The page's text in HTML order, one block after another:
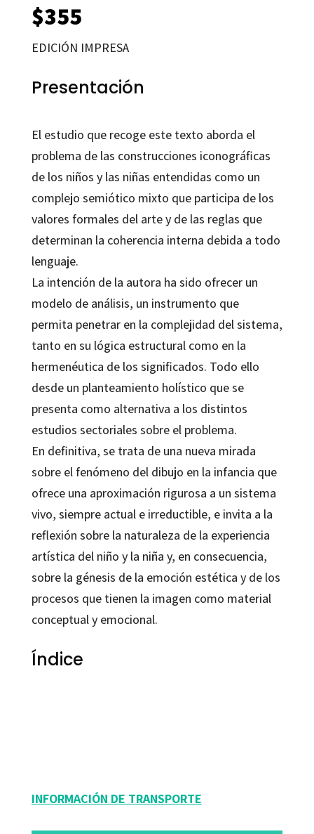
$355
EDICIÓN IMPRESA
Presentación
El estudio que recoge este texto aborda el
problema de las construcciones iconográficas
de los niños y las niñas entendidas como un
complejo semiótico mixto que participa de los
valores formales del arte y de las reglas que
determinan la coherencia interna debida a todo
lenguaje.
La intención de la autora ha sido ofrecer un
modelo de análisis, un instrumento que
permita penetrar en la complejidad del sistema,
tanto en su lógica estructural como en la
hermenéutica de los significados. Todo ello
desde un planteamiento holístico que se
presenta como alternativa a los distintos
estudios sectoriales sobre el problema.
En definitiva, se trata de una nueva mirada
sobre el fenómeno del dibujo en la infancia que
ofrece una aproximación rigurosa a un sistema
vivo, siempre actual e irreductible, e invita a la
reflexión sobre la naturaleza de la experiencia
artística del niño y la niña y, en consecuencia,
sobre la génesis de la emoción estética y de los
procesos que tienen la imagen como material
conceptual y emocional.
Índice
INFORMACIÓN DE TRANSPORTE